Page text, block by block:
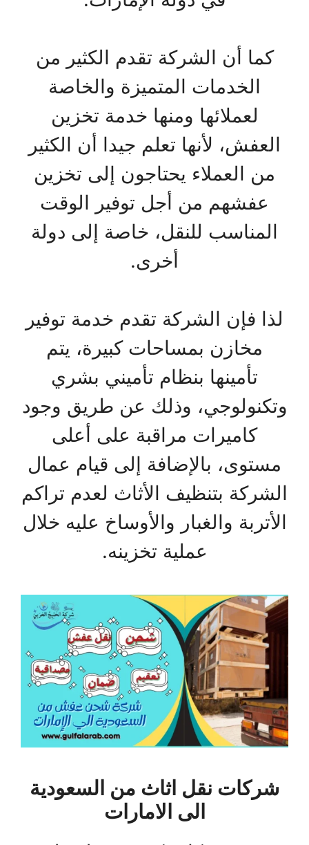
كما أن الشركة تقدم الكثير من
الخدمات المتميزة والخاصة
لعملائها ومنها خدمة تخزين
العفش، لأنها تعلم جيدا أن الكثير
من العملاء يحتاجون إلى تخزين
عفشهم من أجل توفير الوقت
المناسب للنقل، خاصة إلى دولة
أخرى.
لذا فإن الشركة تقدم خدمة توفير
مخازن بمساحات كبيرة، يتم
تأمينها بنظام تأميني بشري
وتكنولوجي، وذلك عن طريق وجود
كاميرات مراقبة على أعلى
مستوى، بالإضافة إلى قيام عمال
الشركة بتنظيف الأثاث لعدم تراكم
الأتربة والغبار والأوساخ عليه خلال
عملية تخزينه.
شركات نقل اثاث من السعودية
الى الامارات